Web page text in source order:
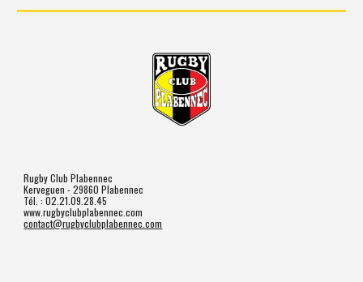
Rugby Club Plabennec
Kerveguen - 29860 Plabennec
Tél. : 02.21.09.28.45
www.rugbyclubplabennec.com
contact@rugbyclubplabennec.com